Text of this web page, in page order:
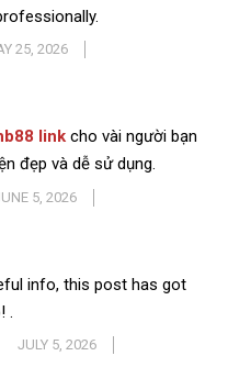
25, 2026
link cho vài người bạn
đẹp và dễ sử dụng.
5, 2026
info, this post has got
JULY 5, 2026